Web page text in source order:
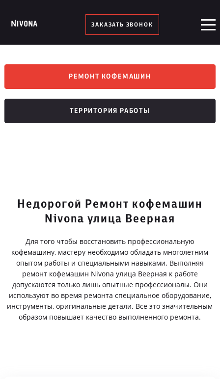
ЗАКАЗАТЬ ЗВОНОК
РЕМОНТ КОФЕМАШИН
ТЕРРИТОРИЯ РАБОТЫ
Недорогой Ремонт кофемашин
Nivona улица Веерная
Для того чтобы восстановить профессиональную
кофемашину, мастеру необходимо обладать многолетним
опытом работы и специальными навыками. Выполняя
ремонт кофемашин Nivona улица Веерная к работе
допускаются только лишь опытные профессионалы. Они
используют во время ремонта специальное оборудование,
инструменты, оригинальные детали. Все это значительным
образом повышает качество выполненного ремонта.